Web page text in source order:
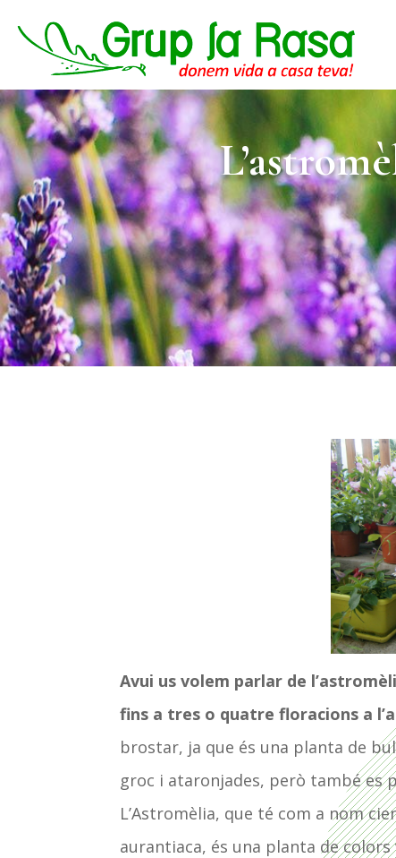
Avui us volem parlar de
fins a tres o quatre floracions a
brostar, ja que és una planta de
groc i ataronjades, però també es
L’Astromèlia, que té com a nom
aurantiaca, és una planta de